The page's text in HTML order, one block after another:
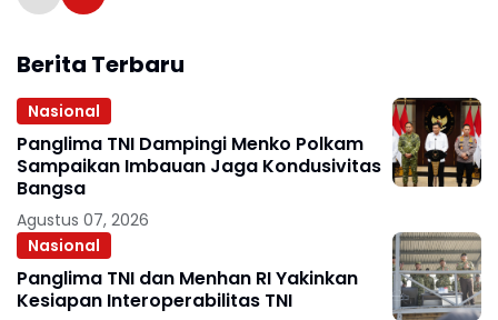
Berita Terbaru
Nasional
Panglima TNI Dampingi Menko Polkam
Sampaikan Imbauan Jaga Kondusivitas
Bangsa
Agustus 07, 2026
Nasional
Panglima TNI dan Menhan RI Yakinkan
Kesiapan Interoperabilitas TNI